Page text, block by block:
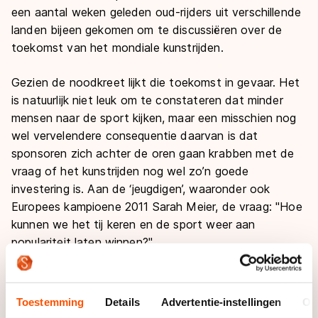
Toestemming Details Advertentie-instellingen
een aantal weken geleden oud-rijders uit verschillende
landen bijeen gekomen om te discussiëren over de
toekomst van het mondiale kunstrijden.
Gezien de noodkreet lijkt die toekomst in gevaar. Het
is natuurlijk niet leuk om te constateren dat minder
mensen naar de sport kijken, maar een misschien nog
wel vervelendere consequentie daarvan is dat
sponsoren zich achter de oren gaan krabben met de
vraag of het kunstrijden nog wel zo’n goede
investering is. Aan de ‘jeugdigen’, waaronder ook
Europees kampioene 2011 Sarah Meier, de vraag:"Hoe
kunnen we het tij keren en de sport weer aan
populariteit laten winnen?"
Een probleem valt bijna niet op te lossen zonder te
samengevat kwam de opinie er op neer dat de ISU